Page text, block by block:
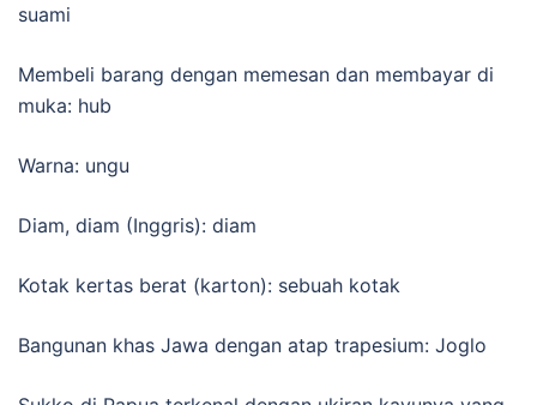
suami
Membeli barang dengan memesan dan membayar di
muka: hub
Warna: ungu
Diam, diam (Inggris): diam
Kotak kertas berat (karton): sebuah kotak
Bangunan khas Jawa dengan atap trapesium: Joglo